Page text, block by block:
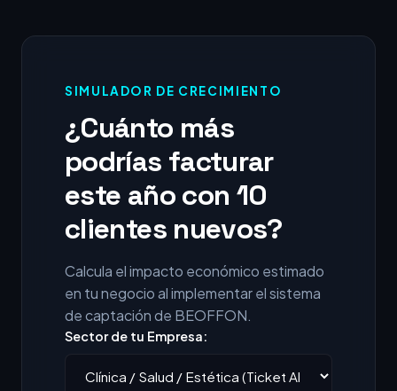
SIMULADOR DE CRECIMIENTO
¿Cuánto más
podrías facturar
este año con 10
clientes nuevos?
Calcula el impacto económico estimado
en tu negocio al implementar el sistema
de captación de BEOFFON.
Sector de tu Empresa: